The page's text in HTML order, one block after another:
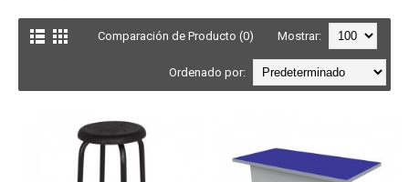
Comparación de Producto (0) Mostrar:
Ordenado por: